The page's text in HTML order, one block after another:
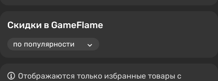
Скидки в GameFlame
Отображаются только избранные товары с